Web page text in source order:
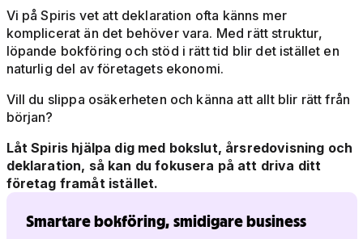
Vi på Spiris vet att deklaration ofta känns mer
komplicerat än det behöver vara. Med rätt struktur,
löpande bokföring och stöd i rätt tid blir det istället en
naturlig del av företagets ekonomi.
Vill du slippa osäkerheten och känna att allt blir rätt från
början?
Låt Spiris hjälpa dig med bokslut, årsredovisning och
deklaration, så kan du fokusera på att driva ditt
företag framåt istället.
Smartare bokföring, smidigare business